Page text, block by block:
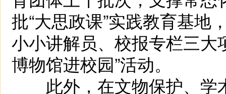
批“大思政课”实践教育基地
小小讲解员、校报专栏三大
博物馆进校园”活动。
此外，在文物保护、学